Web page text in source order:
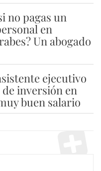
no pagas un
en
Un abogado
ejecutivo
inversión en
buen salario